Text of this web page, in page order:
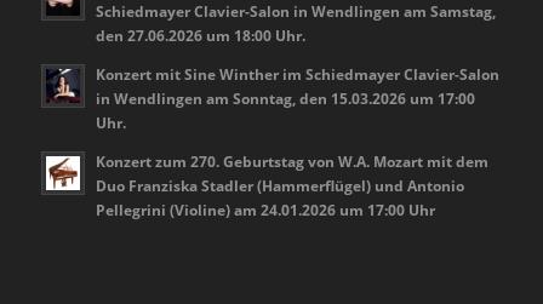
Schiedmayer Clavier-Salon in Wendlingen am Samstag,
den 27.06.2026 um 18:00 Uhr.
Konzert mit Sine Winther im Schiedmayer Clavier-Salon
in Wendlingen am Sonntag, den 15.03.2026 um 17:00
Uhr.
Konzert zum 270. Geburtstag von W.A. Mozart mit dem
Duo Franziska Stadler (Hammerflügel) und Antonio
Pellegrini (Violine) am 24.01.2026 um 17:00 Uhr